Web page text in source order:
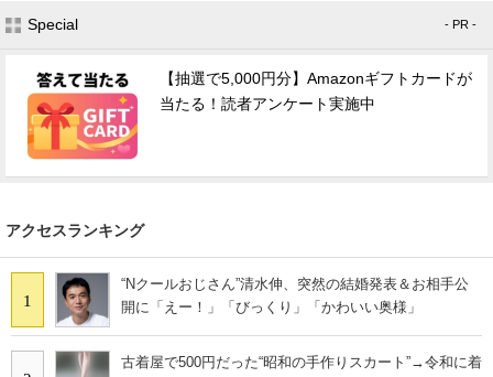
Special - PR -
【抽選で5,000円分】Amazonギフトカードが
当たる！読者アンケート実施中
アクセスランキング
1
“Nクールおじさん”清水伸、突然の結婚発表＆お相手公
開に「えー！」「びっくり」「かわいい奥様」
古着屋で500円だった“昭和の手作りスカート”→令和に着